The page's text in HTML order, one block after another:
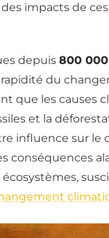
impacts de
depuis 800
du
que les causes
et la
influence sur le
conséquences